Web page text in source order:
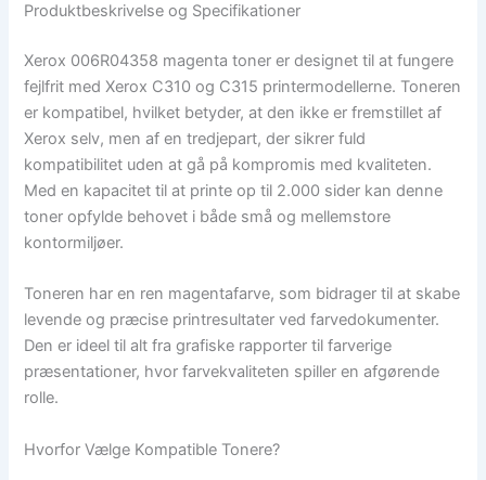
Produktbeskrivelse og Specifikationer
Xerox 006R04358 magenta toner er designet til at fungere
fejlfrit med Xerox C310 og C315 printermodellerne. Toneren
er kompatibel, hvilket betyder, at den ikke er fremstillet af
Xerox selv, men af en tredjepart, der sikrer fuld
kompatibilitet uden at gå på kompromis med kvaliteten.
Med en kapacitet til at printe op til 2.000 sider kan denne
toner opfylde behovet i både små og mellemstore
kontormiljøer.
Toneren har en ren magentafarve, som bidrager til at skabe
levende og præcise printresultater ved farvedokumenter.
Den er ideel til alt fra grafiske rapporter til farverige
præsentationer, hvor farvekvaliteten spiller en afgørende
rolle.
Hvorfor Vælge Kompatible Tonere?